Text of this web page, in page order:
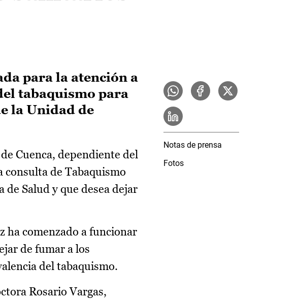
para la atención a
tabaquismo para
la Unidad de
Cuenca, dependiente del
consulta de Tabaquismo
Salud y que desea dejar
ha comenzado a funcionar
de fumar a los
del tabaquismo.
Rosario Vargas,
Notas de prensa
Fotos